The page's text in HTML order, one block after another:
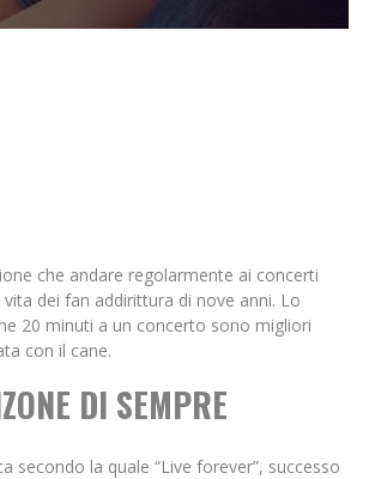
che andare regolarmente ai concerti
dei fan addirittura di nove anni. Lo
20 minuti a un concerto sono migliori
con il cane.
DI SEMPRE
secondo la quale “Live forever”, successo